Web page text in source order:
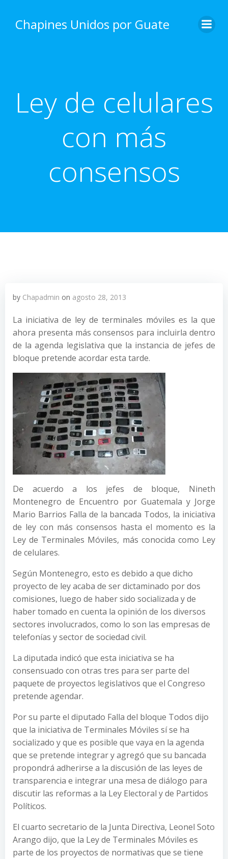
content
Chapines Unidos por Guate
Ley de celulares
con más
consensos
by Chapadmin on agosto 28, 2013
La iniciativa de ley de terminales móviles es la que
ahora presenta más consensos para incluirla dentro
de la agenda legislativa que la instancia de jefes de
bloque pretende acordar esta tarde.
De acuerdo a los jefes de bloque, Nineth
Montenegro de Encuentro por Guatemala y Jorge
Mario Barrios Falla de la bancada Todos, la iniciativa
de ley con más consensos hasta el momento es la
Ley de Terminales Móviles, más conocida como Ley
de celulares.
Según Montenegro, esto es debido a que dicho
proyecto de ley acaba de ser dictaminado por dos
comisiones, luego de haber sido socializada y de
haber tomado en cuenta la opinión de los diversos
sectores involucrados, como lo son las empresas de
telefonías y sector de sociedad civil.
La diputada indicó que esta iniciativa se ha
consensuado con otras tres para ser parte del
paquete de proyectos legislativos que el Congreso
pretende agendar.
Por su parte el diputado Falla del bloque Todos dijo
que la iniciativa de Terminales Móviles sí se ha
socializado y que es posible que vaya en la agenda
que se pretende integrar y agregó que su bancada
propondrá adherirse a la discusión de las leyes de
transparencia e integrar una mesa de diálogo para
discutir las reformas a la Ley Electoral y de Partidos
Políticos.
El cuarto secretario de la Junta Directiva, Leonel Soto
Arango dijo, que la Ley de Terminales Móviles es
parte de los proyectos de normativas que se tiene